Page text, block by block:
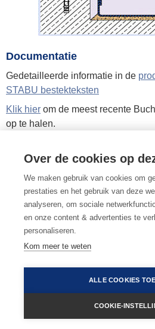
Documentatie
Gedetailleerde informatie in de
STABU bestekteksten
Klik hier om de meest recente
op te halen.
MEER INFORMATIE OF
LAAT ONS U BELLENof
algemene voorwaarden •
(023) 526 90 03 |
Over de cookies op
We maken gebruik van cookies om
prestaties en het gebruik van deze
analyseren, om sociale
en onze content & advertenties te
personaliseren.
Kom meer te weten
ALLE COOKIES
COOKIE-